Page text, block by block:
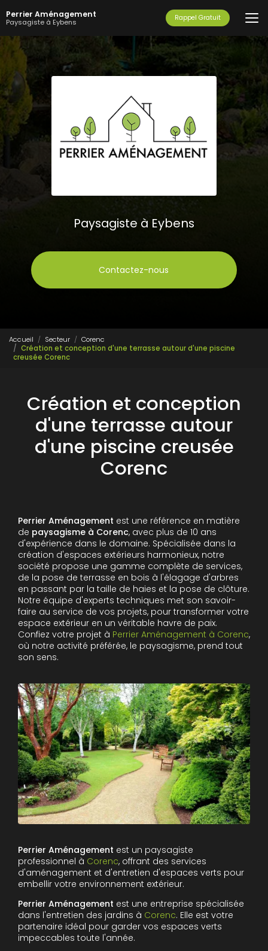
au
contenu
principal
Perrier Aménagement
Paysagiste à Eybens Rappel Gratuit
Paysagiste à Eybens
Contactez-nous
Accueil Secteur
Corenc
Création et conception d'une terrasse autour d'une piscine
creusée Corenc
Création et conception
d'une terrasse autour
d'une piscine creusée
Corenc
Perrier Aménagement est une référence en matière
de paysagisme à Corenc, avec plus de 10 ans
d'expérience dans le domaine. Spécialisée dans la
création d'espaces extérieurs harmonieux, notre
société propose une gamme complète de services,
de la pose de terrasse en bois à l'élagage d'arbres
en passant par la taille de haies et la pose de clôture.
Notre équipe d'experts techniques met son savoir-
faire au service de vos projets, pour transformer votre
espace extérieur en un véritable havre de paix.
Confiez votre projet à Perrier Aménagement à Corenc,
où notre activité préférée, le paysagisme, prend tout
son sens.
Perrier Aménagement est un paysagiste
professionnel à Corenc, offrant des services
d'aménagement et d'entretien d'espaces verts pour
embellir votre environnement extérieur.
Perrier Aménagement est une entreprise spécialisée
dans l'entretien des jardins à Corenc. Elle est votre
partenaire idéal pour garder vos espaces verts
impeccables toute l'année.